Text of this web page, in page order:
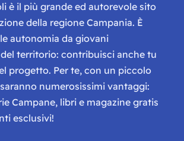
è il più grande ed autorevole sito
della regione Campania. È
autonomia da giovani
territorio: contribuisci anche tu
progetto. Per te, con un piccolo
numerosissimi vantaggi:
Campane, libri e magazine gratis
esclusivi!